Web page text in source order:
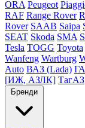
ORA Peugeot
RAF Range Rover
Rover SAAB Saipa
SEAT Skoda SMA
Tesla TOGG Toyota
Wanfeng Wartburg
Auto ВАЗ (Lada)
[ИЖ, АЗЛК] ТагАЗ
Бренди